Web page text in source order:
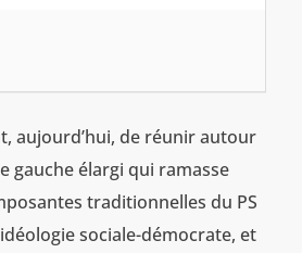
aujourd’hui, de réunir autour
gauche élargi qui ramasse
traditionnelles du PS
sociale-démocrate, et